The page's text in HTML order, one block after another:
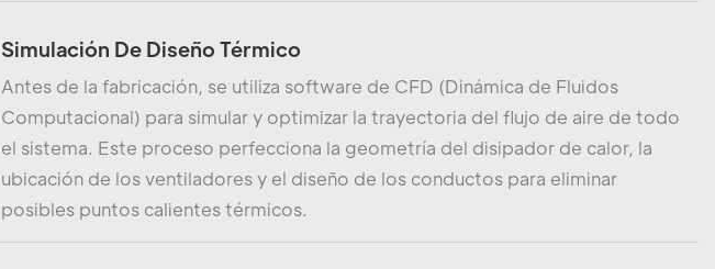
Simulación De Diseño Térmico
Antes de la fabricación, se utiliza software de CFD (Dinámica de Fluidos
Computacional) para simular y optimizar la trayectoria del flujo de aire de todo
el sistema. Este proceso perfecciona la geometría del disipador de calor, la
ubicación de los ventiladores y el diseño de los conductos para eliminar
posibles puntos calientes térmicos.